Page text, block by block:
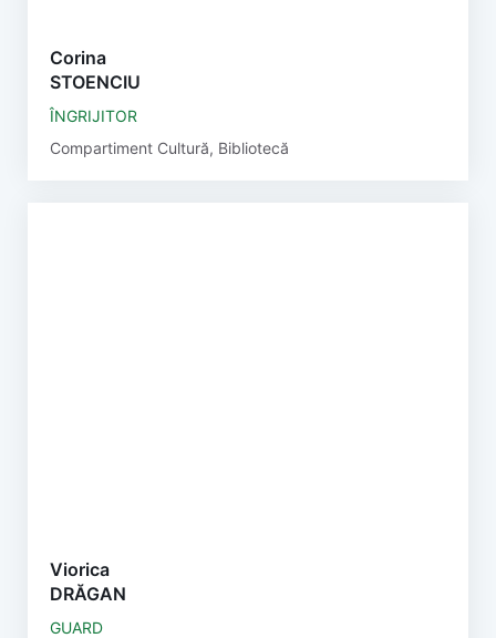
Corina
STOENCIU
ÎNGRIJITOR
Compartiment Cultură, Bibliotecă
Viorica
DRĂGAN
GUARD